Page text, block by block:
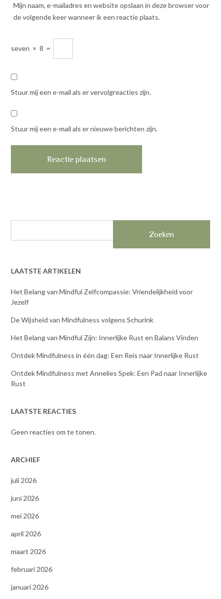
Mijn naam, e-mailadres en website opslaan in deze browser voor
de volgende keer wanneer ik een reactie plaats.
seven × 8 =
Stuur mij een e-mail als er vervolgreacties zijn.
Stuur mij een e-mail als er nieuwe berichten zijn.
Zoeken
LAATSTE ARTIKELEN
Het Belang van Mindful Zelfcompassie: Vriendelijkheid voor
Jezelf
De Wijsheid van Mindfulness volgens Schurink
Het Belang van Mindful Zijn: Innerlijke Rust en Balans Vinden
Ontdek Mindfulness in één dag: Een Reis naar Innerlijke Rust
Ontdek Mindfulness met Annelies Spek: Een Pad naar Innerlijke
Rust
LAATSTE REACTIES
Geen reacties om te tonen.
ARCHIEF
juli 2026
juni 2026
mei 2026
april 2026
maart 2026
februari 2026
januari 2026